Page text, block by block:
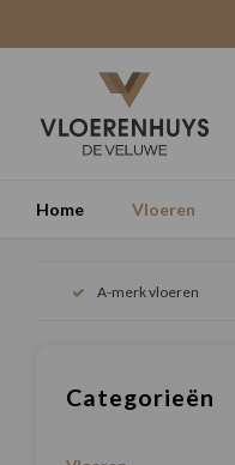
Home Vloeren
A-merk vloeren
Categorieën